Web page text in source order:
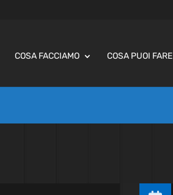
COSA FACCIAMO COSA PUOI FARE